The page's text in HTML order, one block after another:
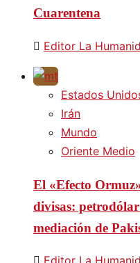
Cuarentena
Editor La
Estados
Irán
Mundo
Oriente Medio
El «Efecto
divisas:
mediación de